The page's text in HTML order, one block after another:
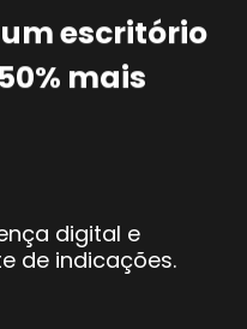
escritório
mais
digital e
de indicações.